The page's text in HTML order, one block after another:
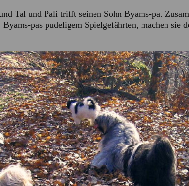
Tal und Pali trifft seinen Sohn Byams-pa.
pas pudeligem Spielgefährten, machen sie